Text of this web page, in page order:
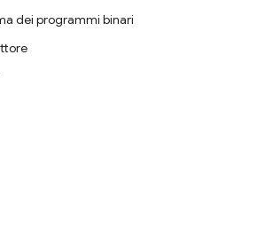
dei programmi binari